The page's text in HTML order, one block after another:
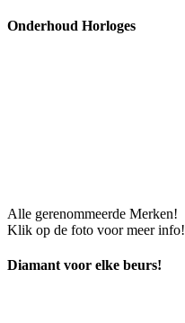
Onderhoud Horloges
Alle gerenommeerde Merken!
Klik op de foto voor meer info!
Diamant voor elke beurs!